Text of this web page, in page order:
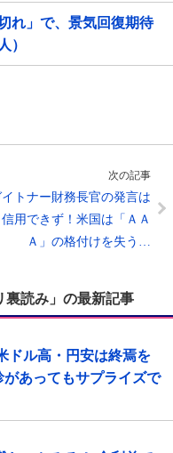
れ」で、景気回復期待
）
次の記事
イトナー財務長官の発言は
信用できず！米国は「ＡＡ
Ａ」の格付けを失う…
裏読み」の最新記事
ドル高・円安は終焉を
があってもサプライズで